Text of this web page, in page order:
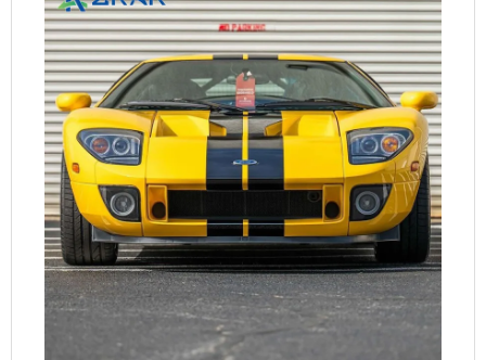
Lợi ích của việc lắp đặt phim cường lực bảo vệ kính ô tô